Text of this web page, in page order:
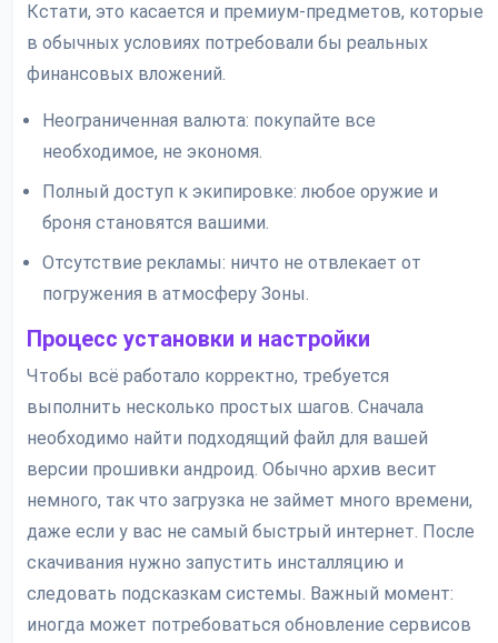
Кстати, это касается и премиум-предметов, которые
в обычных условиях потребовали бы реальных
финансовых вложений.
Неограниченная валюта: покупайте все
необходимое, не экономя.
Полный доступ к экипировке: любое оружие и
броня становятся вашими.
Отсутствие рекламы: ничто не отвлекает от
погружения в атмосферу Зоны.
Процесс установки и настройки
Чтобы всё работало корректно, требуется
выполнить несколько простых шагов. Сначала
необходимо найти подходящий файл для вашей
версии прошивки андроид. Обычно архив весит
немного, так что загрузка не займет много времени,
даже если у вас не самый быстрый интернет. После
скачивания нужно запустить инсталляцию и
следовать подсказкам системы. Важный момент:
иногда может потребоваться обновление сервисов